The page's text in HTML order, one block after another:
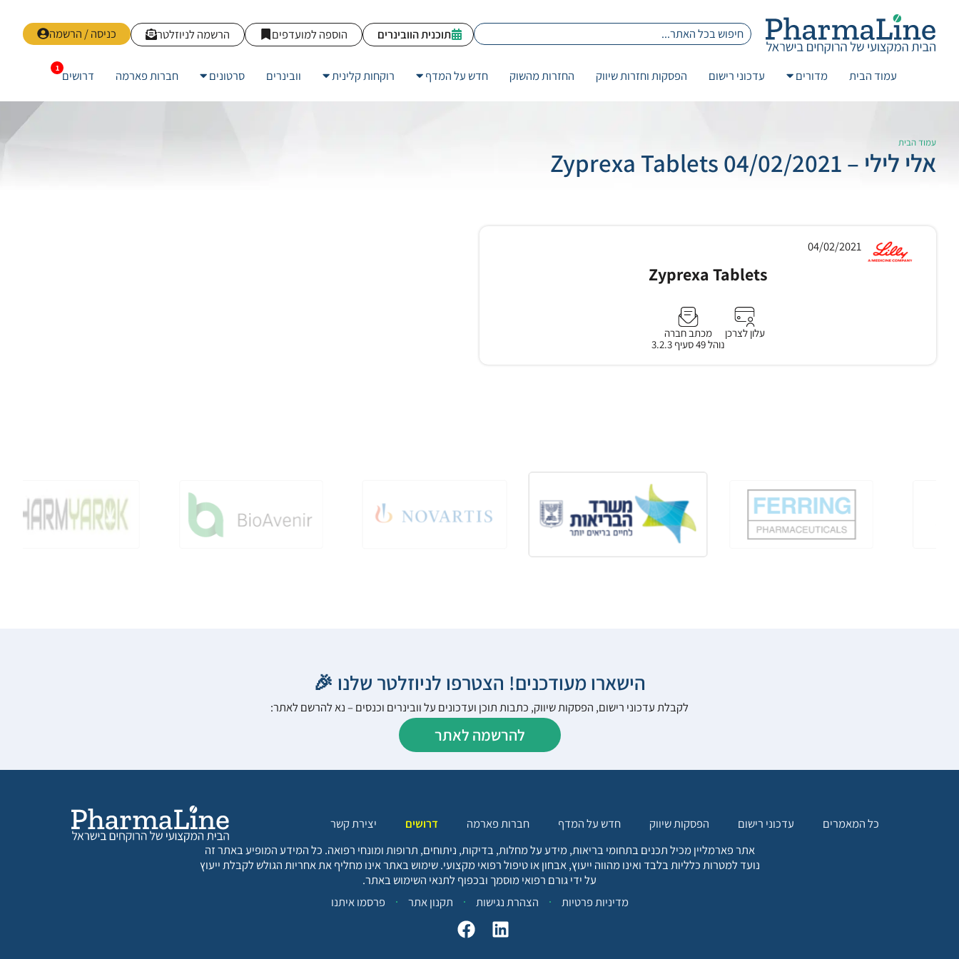
כניסה / הרשמה הרשמה לניוזלטר הוספה למועדפים תוכנית הוובינרים
עמוד הבית מדורים עדכוני רישום הפסקות וחזרות שיווק החזרות מהשוק חדש על המדף רוקחות קלינית וובינרים סרטונים חברות פארמה דרושים
עמוד הבית
אלי לילי – 04/02/2021 Zyprexa Tablets
04/02/2021
Zyprexa Tablets
עלון לצרכן
מכתב חברה
נוהל 49 סעיף 3.2.3
הישארו מעודכנים! הצטרפו לניוזלטר שלנו 🎉
לקבלת עדכוני רישום, הפסקות שיווק, כתבות תוכן ועדכונים על וובינרים וכנסים – נא להרשם לאתר:
להרשמה לאתר
כל המאמרים עדכוני רישום הפסקות שיווק חדש על המדף חברות פארמה דרושים
יצירת קשר
אתר פארמליין מכיל תכנים בתחומי בריאות, מידע על מחלות, בדיקות, ניתוחים, תרופות ומונחי רפואה. כל המידע המופיע באתר זה
נועד למטרות כלליות בלבד ואינו מהווה ייעוץ, אבחון או טיפול רפואי מקצועי. שימוש באתר אינו מחליף את אחריות הגולש לקבלת ייעוץ
על ידי גורם רפואי מוסמך ובכפוף לתנאי השימוש באתר.
מדיניות פרטיות
הצהרת נגישות תקנון אתר פרסמו איתנו